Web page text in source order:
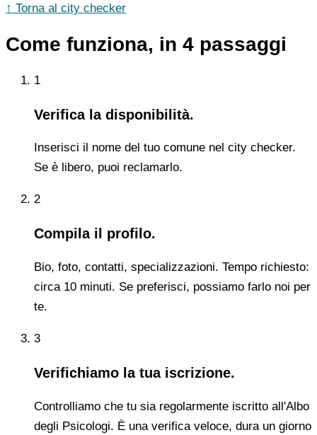
↑ Torna al city checker
Come funziona, in 4 passaggi
1
Verifica la disponibilità.
Inserisci il nome del tuo comune nel city checker.
Se è libero, puoi reclamarlo.
2
Compila il profilo.
Bio, foto, contatti, specializzazioni. Tempo richiesto:
circa 10 minuti. Se preferisci, possiamo farlo noi per
te.
3
Verifichiamo la tua iscrizione.
Controlliamo che tu sia regolarmente iscritto all'Albo
degli Psicologi. È una verifica veloce, dura un giorno